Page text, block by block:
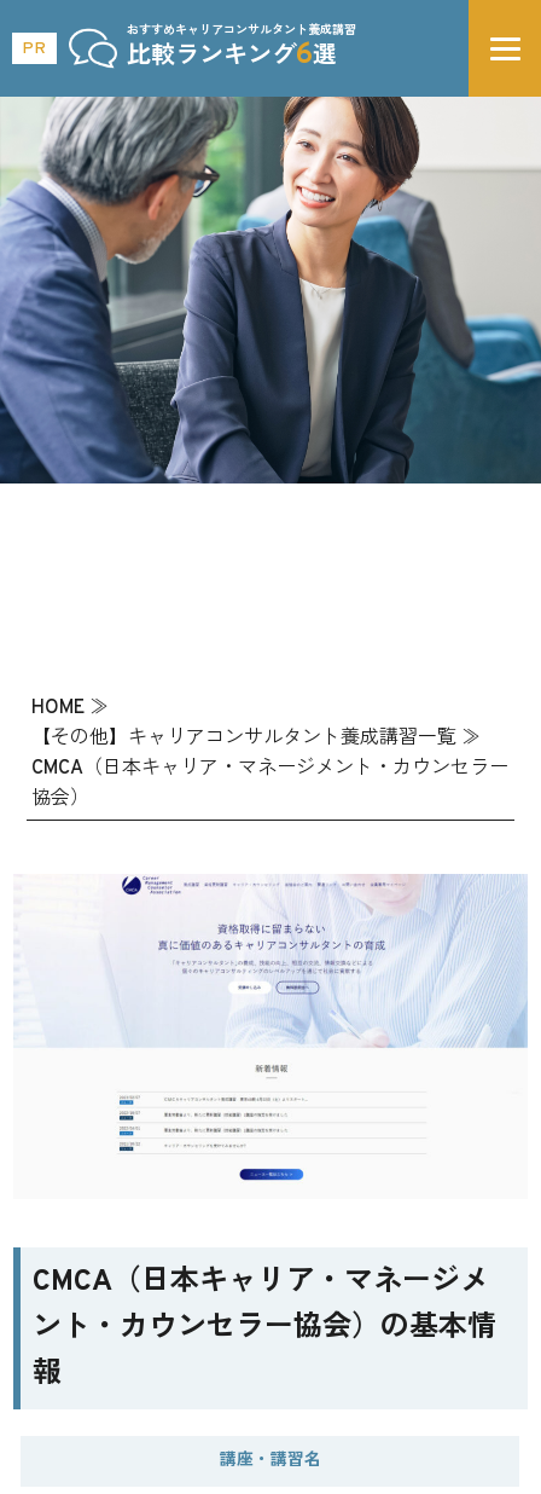
PR
おすすめキャリアコンサルタント養成講習
比較ランキング6選
HOME ≫
【その他】キャリアコンサルタント養成講習一覧 ≫
CMCA（日本キャリア・マネージメント・カウンセラー
協会）
CMCA（日本キャリア・マネージメ
ント・カウンセラー協会）の基本情
報
講座・講習名